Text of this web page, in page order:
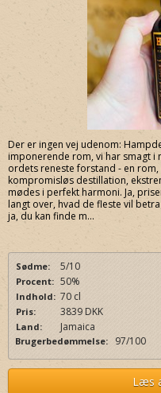
Der er ingen vej udenom:
imponerende rom, vi har smagt i
ordets reneste forstand - en
kompromisløs destillation,
mødes i perfekt harmoni. Ja,
langt over, hvad de fleste vil
ja, du kan finde m...
Sødme: 5/10
Procent: 50%
Indhold: 70 cl
Pris: 3839 DKK
Land: Jamaica
Brugerbedømmelse: 97/100
Læs